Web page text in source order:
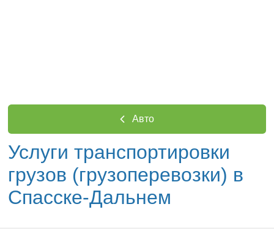
Авто
Услуги транспортировки
грузов (грузоперевозки) в
Спасске-Дальнем